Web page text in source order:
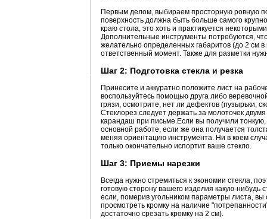
Первым делом, выбираем просторную ровную
поверхность должна быть больше самого
краю стола, это хоть и практикуется
Дополнительные инструменты потребуются,
желательно определенных габаритов (до 2 см
ответственный момент. Также для разметки
Шаг 2: Подготовка стекла и резка
Принесите и аккуратно положите лист на
воспользуйтесь помощью друга либо
грязи, осмотрите, нет ли дефектов (пузырьки,
Стеклорез следует держать за молоточек
карандаш при письме.Если вы получили
основной работе, если же она получается
меняя ориентацию инструмента. Ни в коем
только окончательно испортит ваше стекло.
Шаг 3: Приемы нарезки
Всегда нужно стремиться к экономии стекла,
готовую сторону вашего изделия какую-
если, померив угольником параметры листа,
просмотреть кромку на наличие
достаточно срезать кромку на 2 см).